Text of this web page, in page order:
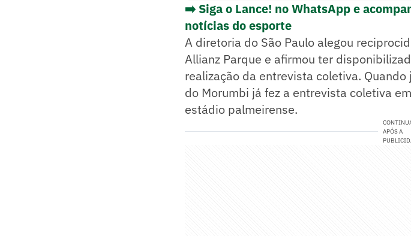
➡️ Siga o Lance! no WhatsApp e
notícias do esporte
A diretoria do São Paulo alegou
Allianz Parque e afirmou ter
realização da entrevista coletiva.
do Morumbi já fez a entrevista coletiva
estádio palmeirense.
APÓS A